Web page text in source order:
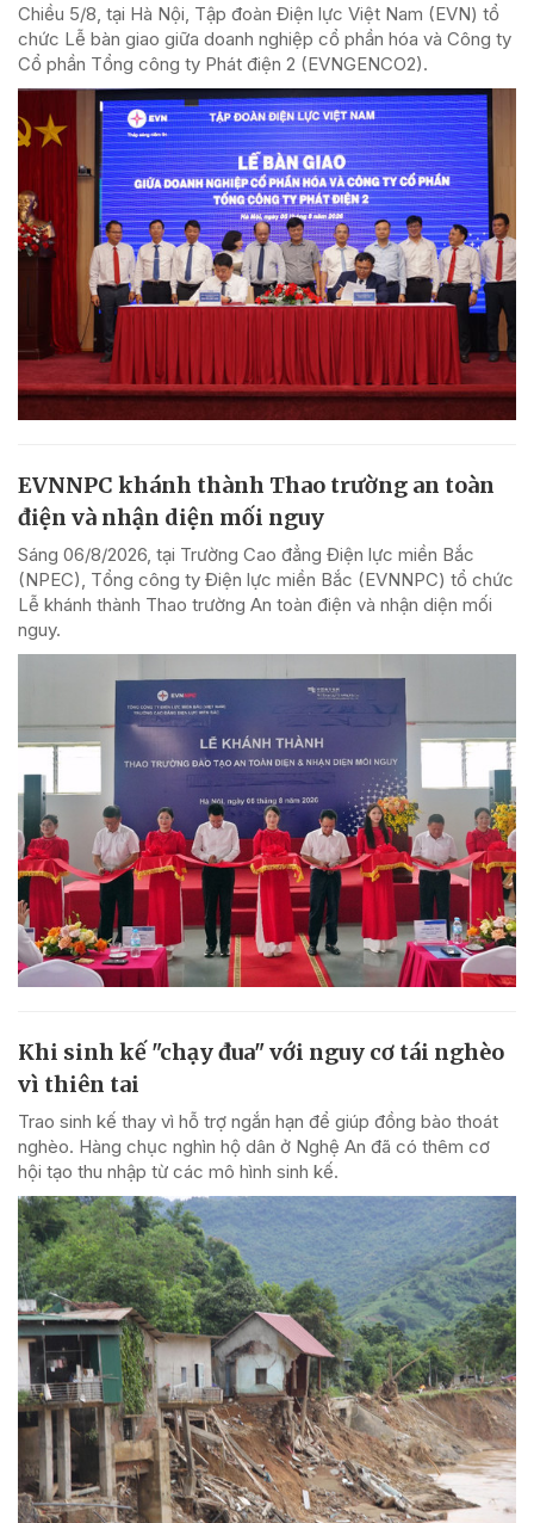
Chiều 5/8, tại Hà Nội, Tập đoàn Điện lực Việt Nam (EVN) tổ
chức Lễ bàn giao giữa doanh nghiệp cổ phần hóa và Công ty
Cổ phần Tổng công ty Phát điện 2 (EVNGENCO2).
EVNNPC khánh thành Thao trường an toàn
điện và nhận diện mối nguy
Sáng 06/8/2026, tại Trường Cao đẳng Điện lực miền Bắc
(NPEC), Tổng công ty Điện lực miền Bắc (EVNNPC) tổ chức
Lễ khánh thành Thao trường An toàn điện và nhận diện mối
nguy.
Khi sinh kế "chạy đua" với nguy cơ tái nghèo
vì thiên tai
Trao sinh kế thay vì hỗ trợ ngắn hạn để giúp đồng bào thoát
nghèo. Hàng chục nghìn hộ dân ở Nghệ An đã có thêm cơ
hội tạo thu nhập từ các mô hình sinh kế.